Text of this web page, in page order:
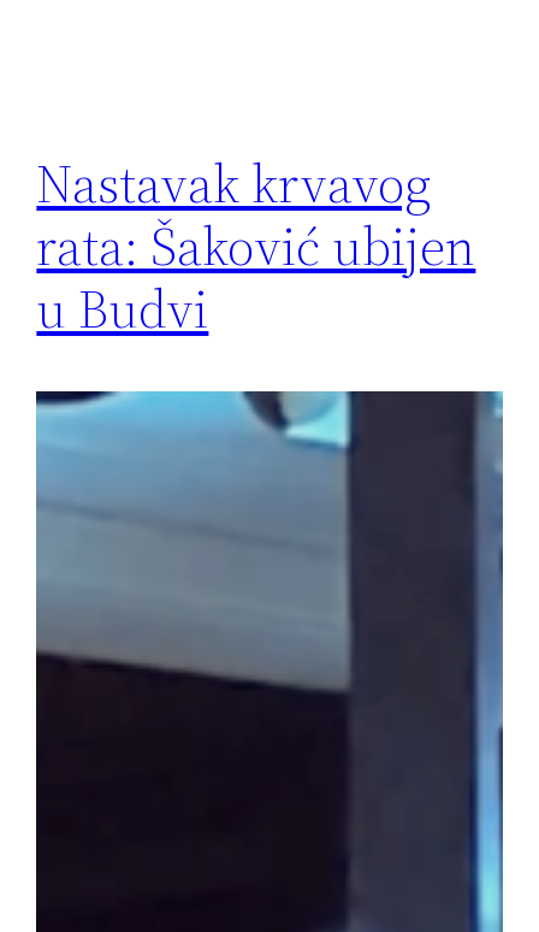
Nastavak krvavog
rata: Šaković ubijen
u Budvi